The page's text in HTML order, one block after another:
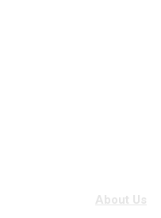
About Us